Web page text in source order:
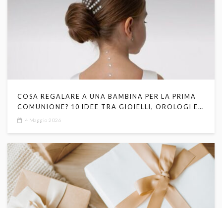
COSA REGALARE A UNA BAMBINA PER LA PRIMA
COMUNIONE? 10 IDEE TRA GIOIELLI, OROLOGI E
SIMBOLI RELIGIOSI
4 Maggio 2026